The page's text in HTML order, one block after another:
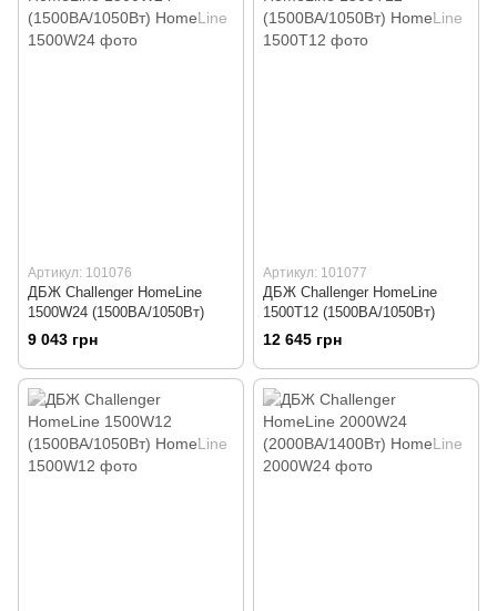
Артикул: 101076
ДБЖ Challenger HomeLine
1500W24 (1500ВА/1050Вт)
9 043 грн
Артикул: 101077
ДБЖ Challenger HomeLine
1500T12 (1500ВА/1050Вт)
12 645 грн